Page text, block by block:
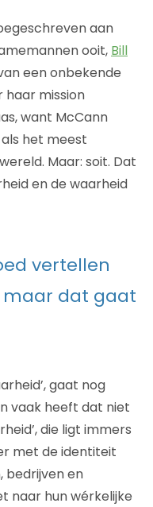
aan
ooit, Bill
een onbekende
mission
want McCann
het meest
Maar: soit. Dat
en de waarheid
vertellen
maar dat gaat
gaat nog
vaak heeft dat niet
die ligt immers
met de identiteit
bedrijven en
naar hun wérkelijke